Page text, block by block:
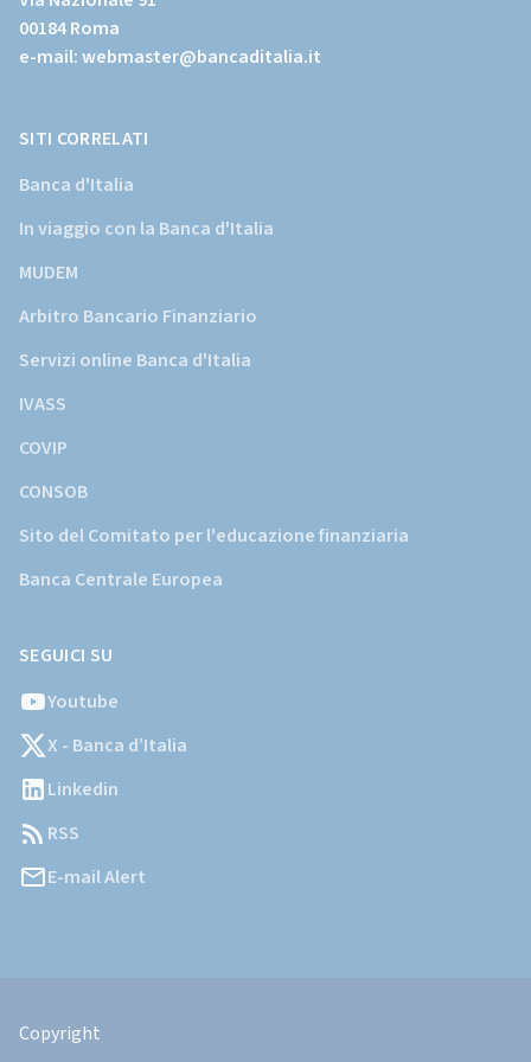
sito
istituzionale
della
00184 Roma
e-mail:webmaster@bancaditalia.it
SITI CORRELATI
Banca d'Italia
In viaggio con la Banca d'Italia
MUDEM
Arbitro Bancario Finanziario
Servizi online Banca d'Italia
IVASS
COVIP
CONSOB
Sito del Comitato per l'educazione finanziaria
Banca Centrale Europea
SEGUICI SU
Youtube
X - Banca d’Italia
Linkedin
RSS
E-mail Alert
Legali
Copyright